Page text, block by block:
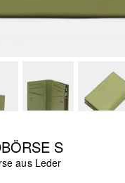
S
aus Leder